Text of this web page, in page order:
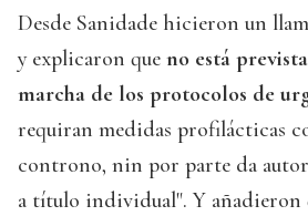
Desde Sanidade hicieron un
y explicaron que no está
marcha de los protocolos de
requiran medidas profilácticas
controno, nin por parte da
a título individual". Y añadieron